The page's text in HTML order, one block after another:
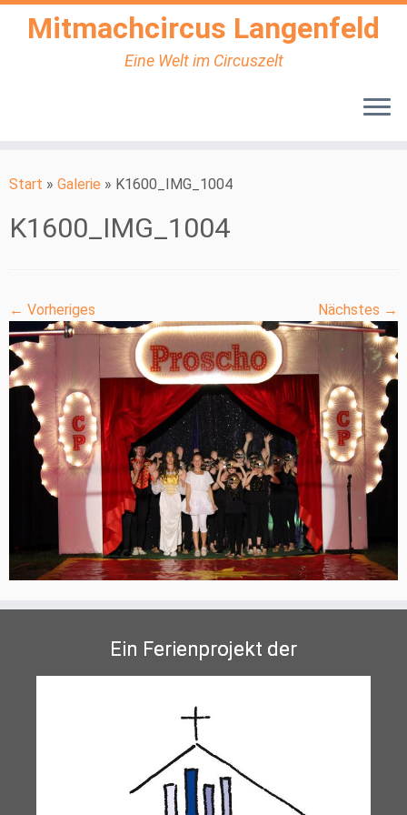
Inhalt
Mitmachcircus Langenfeld
Eine Welt im Circuszelt
Start » Galerie » K1600_IMG_1004
K1600_IMG_1004
← Vorheriges Nächstes →
Ein Ferienprojekt der